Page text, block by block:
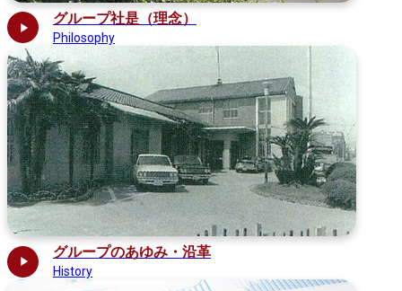
グループ社是（理念）
Philosophy
グループのあゆみ・沿革
History